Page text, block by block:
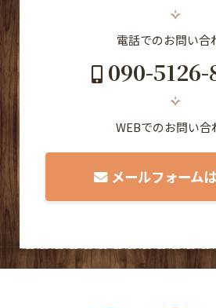
電話でのお問い合
090-5126-
WEBでのお問い合
メールフォーム